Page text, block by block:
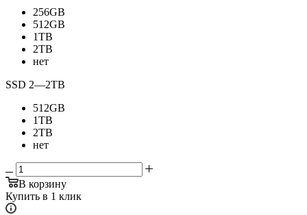
256GB
512GB
1TB
2TB
нет
SSD 2—2TB
512GB
1TB
2TB
нет
В корзину
Купить в 1 клик